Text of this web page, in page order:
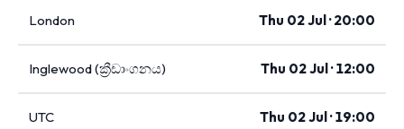
London Thu 02 Jul · 20:00
Inglewood (ක්‍රීඩාංගනය) Thu 02 Jul · 12:00
UTC Thu 02 Jul · 19:00